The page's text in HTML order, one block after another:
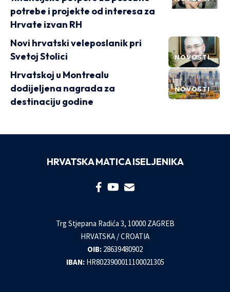
potrebe i projekte od interesa za
Hrvate izvan RH
NOVOSTI
Novi hrvatski veleposlanik pri
Svetoj Stolici
NOVOSTI
Hrvatskoj u Montrealu
dodijeljena nagrada za
destinaciju godine
HRVATSKA MATICA ISELJENIKA
Trg Stjepana Radića 3, 10000 ZAGREB
HRVATSKA / CROATIA
OIB: 28639480902
IBAN: HR8023900011100021305